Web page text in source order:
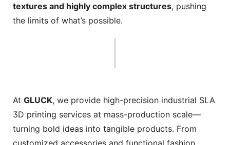
textures and highly complex structures, pushing
the limits of what’s possible.
At GLUCK, we provide high-precision industrial SLA
3D printing services at mass-production scale—
turning bold ideas into tangible products. From
customized accessories and functional fashion